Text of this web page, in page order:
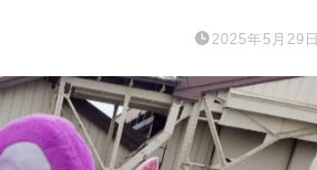
2025年5月29日